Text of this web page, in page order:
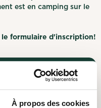
À propos des cookies
est en camping sur le
le formulaire d'inscription!